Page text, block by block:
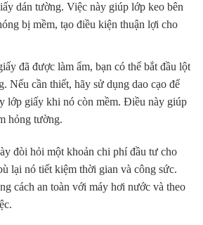
dán tường. Việc này giúp lớp keo bên
bị mềm, tạo điều kiện thuận lợi cho
đã được làm ẩm, bạn có thể bắt đầu lột
Nếu cần thiết, hãy sử dụng dao cạo để
lớp giấy khi nó còn mềm. Điều này giúp
hỏng tường.
đòi hỏi một khoản chi phí đầu tư cho
lại nó tiết kiệm thời gian và công sức.
cách an toàn với máy hơi nước và theo